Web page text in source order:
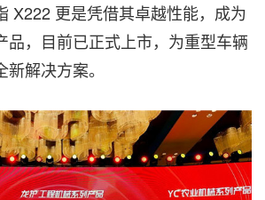
X222 更是凭借其卓越性能，成为
品，目前已正式上市，为重型车辆
解决方案。